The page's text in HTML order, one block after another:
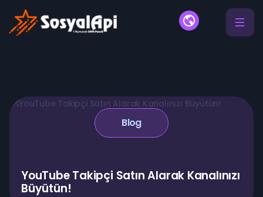
Blog
YouTube Takipçi Satın Alarak Kanalınızı
Büyütün!